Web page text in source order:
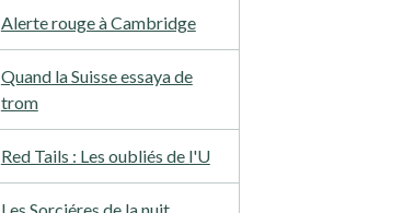
Alerte rouge à Cambridge
Quand la Suisse essaya de
trom
Red Tails : Les oubliés de l'U